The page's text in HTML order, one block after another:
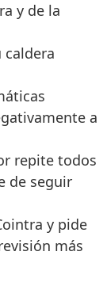
y de la
caldera
a
repite todos
de seguir
y pide
más